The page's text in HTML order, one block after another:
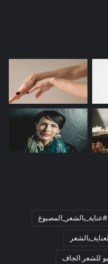
#عناية_بالشعر_المصبوغ
للشعر الجاف